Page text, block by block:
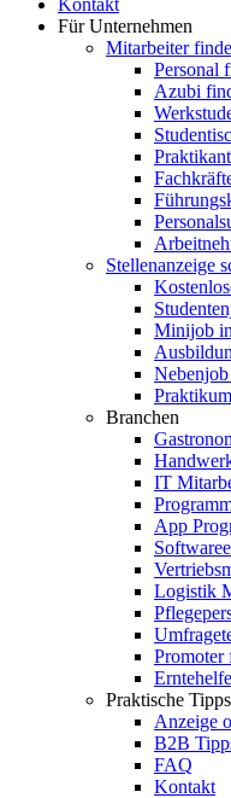
Kontakt
Für Unternehmen
Mitarbeiter
Personal
Azubi
Stellenanzeige
Minijob
Branchen
IT
App
Logistik
Promoter
Praktische
Anzeige
B2B
FAQ
Kontakt